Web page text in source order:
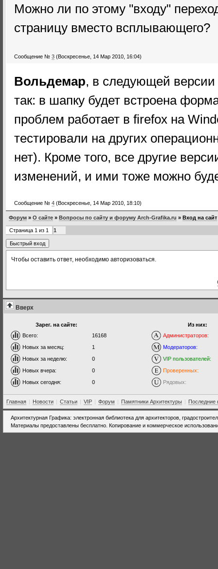
Можно ли по этому "входу"
страницу вместо всплывающего?
Сообщение № 3 (Воскресенье, 14 Мар 2010, 16:04)
Вольдемар, в следующей
так: в шапку будет встроена
проблем работает в firefox на
тестировали на других
нет). Кроме того, все другие
изменений, и ими тоже можно
Сообщение № 4 (Воскресенье, 14 Мар 2010, 18:10)
Форум » О сайте » Вопросы по сайту и форуму Arch-Grafika.ru » Вход на сайт
Страница 1 из 1 1
Чтобы оставить ответ, необходимо авторизоваться.
Вверх
Зарег. на сайте:
Всего:
16168
Новых за месяц:
1
Новых за неделю:
0
Новых вчера:
0
Новых сегодня:
0
Из них:
Администраторов:
Модераторов:
VIP пользователей:
Проверенных:
Рядовых:
Главная | Новости | Статьи | VIP | Форум | Памятники Архитектуры | Последние
Архитектурная Графика: электронная библиотека для архитекторов,
Материалы предоставлены бесплатно. Копирование и коммерческое